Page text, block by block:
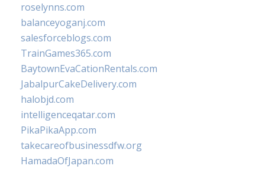
roselynns.com
balanceyoganj.com
salesforceblogs.com
TrainGames365.com
BaytownEvaCationRentals.com
JabalpurCakeDelivery.com
halobjd.com
intelligenceqatar.com
PikaPikaApp.com
takecareofbusinessdfw.org
HamadaOfJapan.com